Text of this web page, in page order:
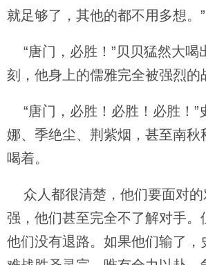
就足够了，其他的都不用多想。”
“唐门，必胜！”贝贝猛然大喝
刻，他身上的儒雅完全被强烈的
“唐门，必胜！必胜！必胜！”
娜、季绝尘、荆紫烟，甚至南秋
喝着。
众人都很清楚，他们要面对的
强，他们甚至完全不了解对手。
他们没有退路。如果他们输了，